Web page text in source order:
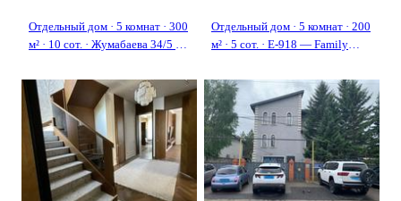
Отдельный дом · 5 комнат · 300
м² · 10 сот. · Жумабаева 34/5 —
Отдельный дом · 5 комнат · 200
м² · 5 сот. · Е-918 — Family